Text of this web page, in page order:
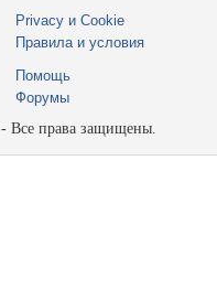
Privacy и Cookie
Правила и условия
Помощь
Форумы
- Все права защищены.